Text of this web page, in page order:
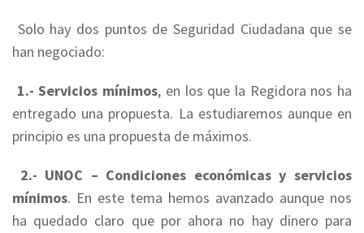
Solo hay dos puntos de Seguridad Ciudadana que se
han negociado:
1.- Servicios mínimos, en los que la Regidora nos ha
entregado una propuesta. La estudiaremos aunque en
principio es una propuesta de máximos.
2.- UNOC – Condiciones económicas y servicios
mínimos. En este tema hemos avanzado aunque nos
ha quedado claro que por ahora no hay dinero para